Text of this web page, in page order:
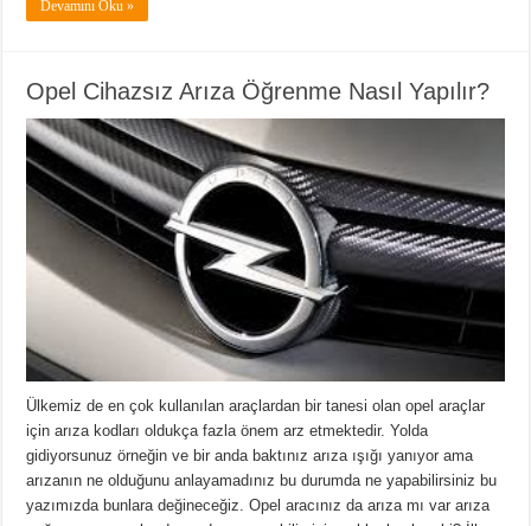
Devamını Oku »
Opel Cihazsız Arıza Öğrenme Nasıl Yapılır?
Ülkemiz de en çok kullanılan araçlardan bir tanesi olan opel araçlar
için arıza kodları oldukça fazla önem arz etmektedir. Yolda
gidiyorsunuz örneğin ve bir anda baktınız arıza ışığı yanıyor ama
arızanın ne olduğunu anlayamadınız bu durumda ne yapabilirsiniz bu
yazımızda bunlara değineceğiz. Opel aracınız da arıza mı var arıza